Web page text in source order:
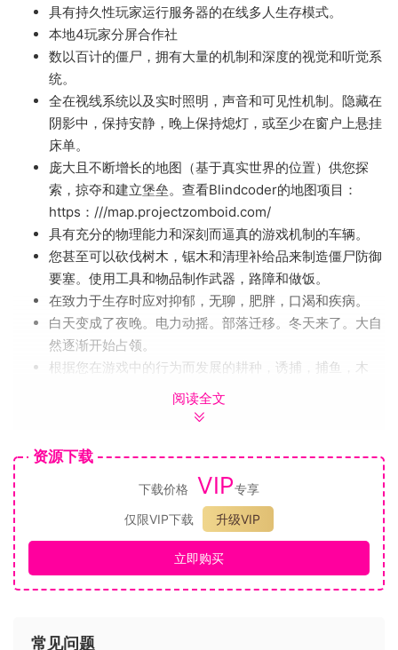
具有持久性玩家运行服务器的在线多人生存模式。
本地4玩家分屏合作社
数以百计的僵尸，拥有大量的机制和深度的视觉和听觉系
统。
全在视线系统以及实时照明，声音和可见性机制。隐藏在
阴影中，保持安静，晚上保持熄灯，或至少在窗户上悬挂
床单。
庞大且不断增长的地图（基于真实世界的位置）供您探
索，掠夺和建立堡垒。查看Blindcoder的地图项目：
https：///map.projectzomboid.com/
具有充分的物理能力和深刻而逼真的游戏机制的车辆。
您甚至可以砍伐树木，锯木和清理补给品来制造僵尸防御
要塞。使用工具和物品制作武器，路障和做饭。
在致力于生存时应对抑郁，无聊，肥胖，口渴和疾病。
白天变成了夜晚。电力动摇。部落迁移。冬天来了。大自
然逐渐开始占领。
根据您在游戏中的行为而发展的耕种，诱捕，捕鱼，木
工，烹饪，诱捕，角色定制，技能和特权。
正常的僵尸无法运行。（除非您在沙盒菜单中告诉他们这
扎克·比弗（Zach Beever）的天才使许多令人惊叹的大气
除了常规的沙箱和生存之外，还具有想象力的挑战场景和
即时行动“最后一次”模式
全面，开放和强大的Lua改装支持。
Windows上的Xbox Controller游戏板支持。[其他打击垫
可以手动设置。Mac上当前尚不提供对Gamepad的支持]
我们只是一个小团队，但我们也致力于提供以下服务：
阅读全文
资源下载
下载价格 VIP专享
仅限VIP下载
升级VIP
立即购买
常见问题